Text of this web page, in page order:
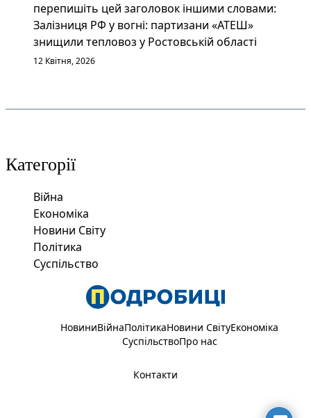
перепишіть цей заголовок іншими словами:
Залізниця РФ у вогні: партизани «АТЕШ»
знищили тепловоз у Ростовській області
12 Квітня, 2026
Категорії
Війна
Економіка
Новини Світу
Політика
Суспільство
НовиниВійнаПолітикаНовини СвітуЕкономіка
СуспільствоПро нас
Контакти